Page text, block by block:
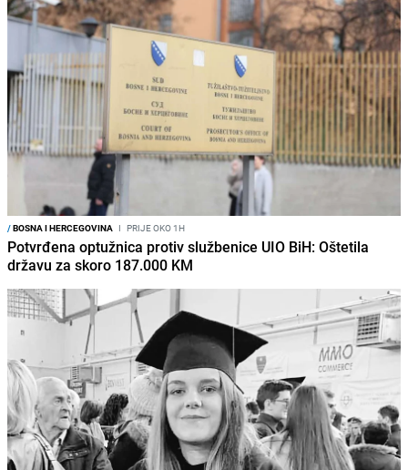
/BOSNA I HERCEGOVINA I PRIJE OKO 1H
Potvrđena optužnica protiv službenice UIO BiH: Oštetila
državu za skoro 187.000 KM